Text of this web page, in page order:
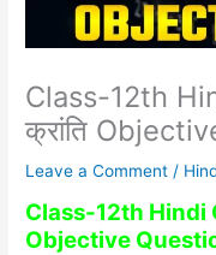
Class-12th
क्रांति
Leave a Comment /
Class-12th Hindi
Objective